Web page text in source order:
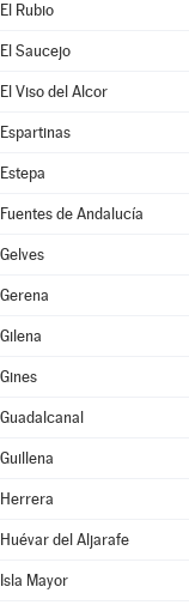
El Rubio
El Saucejo
El Viso del Alcor
Espartinas
Estepa
Fuentes de Andalucía
Gelves
Gerena
Gilena
Gines
Guadalcanal
Guillena
Herrera
Huévar del Aljarafe
Isla Mayor